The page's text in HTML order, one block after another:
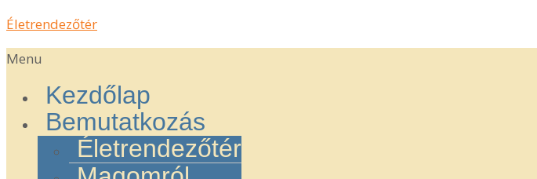
Életrendezőtér
Menu
Kezdőlap
Bemutatkozás
Életrendezőtér